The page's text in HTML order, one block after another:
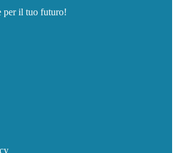
per il tuo futuro!